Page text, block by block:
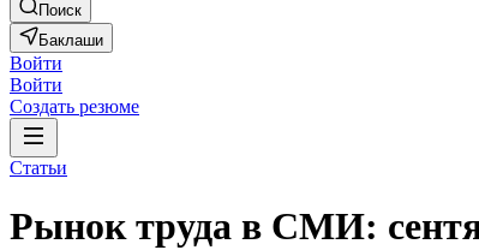
Поиск
Баклаши
Войти
Войти
Создать резюме
Статьи
Рынок труда в СМИ: